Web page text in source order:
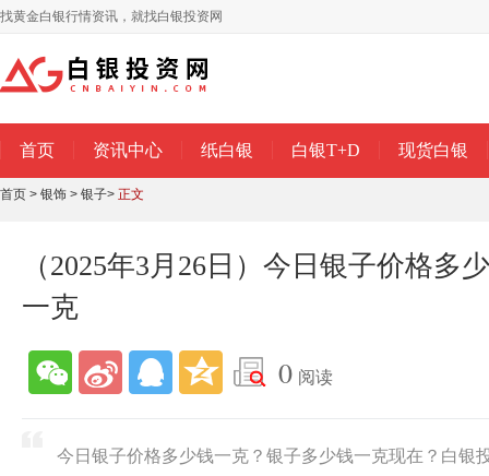
找黄金白银行情资讯，就找白银投资网
首页 资讯中心 纸白银 白银T+D 现货白银
首页 > 银饰 > 银子> 正文
（2025年3月26日）今日银子价格多
一克
0 阅读
今日银子价格多少钱一克？银子多少钱一克现在？白银